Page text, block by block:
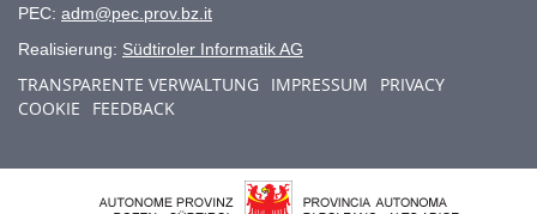
PEC: adm@pec.prov.bz.it
Realisierung: Südtiroler Informatik AG
TRANSPARENTE VERWALTUNG IMPRESSUM
PRIVACY
COOKIE
FEEDBACK